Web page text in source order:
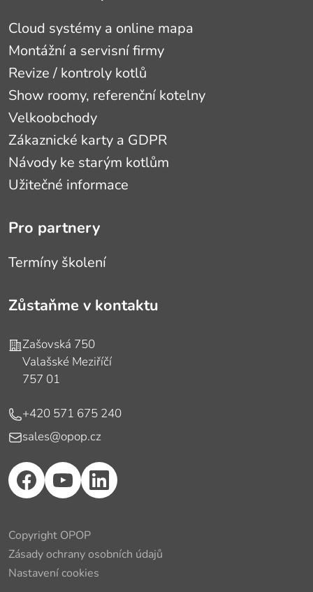
Cloud systémy a online mapa
Montážní a servisní firmy
Revize / kontroly kotlů
Show roomy, referenční kotelny
Velkoobchody
Zákaznické karty a GDPR
Návody ke starým kotlům
Užitečné informace
Pro partnery
Termíny školení
Zůstaňme v kontaktu
Adresa
Zašovská 750
Valašské Meziříčí
757 01
Telefon
+420 571 675 240
E-mail
sales@opop.cz
Copyright OPOP
Zásady ochrany osobních údajů
Nastavení cookies